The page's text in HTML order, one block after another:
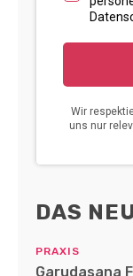
DAS
PRAXIS
Garudasana